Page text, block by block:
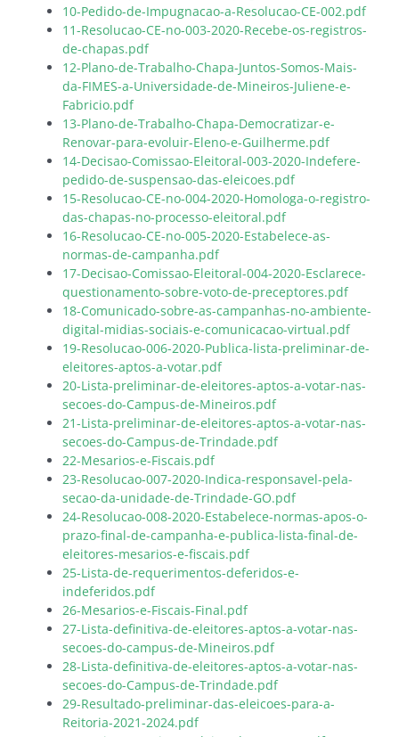
10-Pedido-de-Impugnacao-a-Resolucao-CE-002.pdf
11-Resolucao-CE-no-003-2020-Recebe-os-registros-
de-chapas.pdf
12-Plano-de-Trabalho-Chapa-Juntos-Somos-Mais-
da-FIMES-a-Universidade-de-Mineiros-Juliene-e-
Fabricio.pdf
13-Plano-de-Trabalho-Chapa-Democratizar-e-
Renovar-para-evoluir-Eleno-e-Guilherme.pdf
14-Decisao-Comissao-Eleitoral-003-2020-Indefere-
pedido-de-suspensao-das-eleicoes.pdf
15-Resolucao-CE-no-004-2020-Homologa-o-registro-
das-chapas-no-processo-eleitoral.pdf
16-Resolucao-CE-no-005-2020-Estabelece-as-
normas-de-campanha.pdf
17-Decisao-Comissao-Eleitoral-004-2020-Esclarece-
questionamento-sobre-voto-de-preceptores.pdf
18-Comunicado-sobre-as-campanhas-no-ambiente-
digital-midias-sociais-e-comunicacao-virtual.pdf
19-Resolucao-006-2020-Publica-lista-preliminar-de-
eleitores-aptos-a-votar.pdf
20-Lista-preliminar-de-eleitores-aptos-a-votar-nas-
secoes-do-Campus-de-Mineiros.pdf
21-Lista-preliminar-de-eleitores-aptos-a-votar-nas-
secoes-do-Campus-de-Trindade.pdf
22-Mesarios-e-Fiscais.pdf
23-Resolucao-007-2020-Indica-responsavel-pela-
secao-da-unidade-de-Trindade-GO.pdf
24-Resolucao-008-2020-Estabelece-normas-apos-o-
prazo-final-de-campanha-e-publica-lista-final-de-
eleitores-mesarios-e-fiscais.pdf
25-Lista-de-requerimentos-deferidos-e-
indeferidos.pdf
26-Mesarios-e-Fiscais-Final.pdf
27-Lista-definitiva-de-eleitores-aptos-a-votar-nas-
secoes-do-campus-de-Mineiros.pdf
28-Lista-definitiva-de-eleitores-aptos-a-votar-nas-
secoes-do-Campus-de-Trindade.pdf
29-Resultado-preliminar-das-eleicoes-para-a-
Reitoria-2021-2024.pdf